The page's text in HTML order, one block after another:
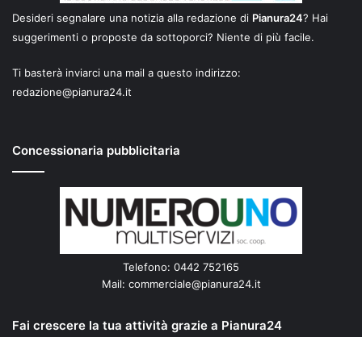
Desideri segnalare una notizia alla redazione di Pianura24? Hai
suggerimenti o proposte da sottoporci? Niente di più facile.
Ti basterà inviarci una mail a questo indirizzo:
redazione@pianura24.it
Concessionaria pubblicitaria
Telefono: 0442 752165
Mail: commerciale@pianura24.it
Fai crescere la tua attività grazie a Pianura24